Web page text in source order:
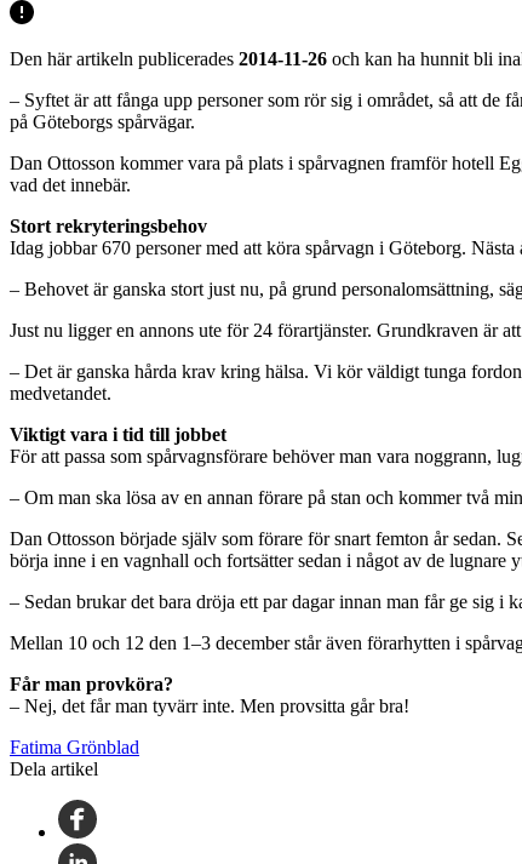
Den här artikeln publicerades 2014-11-26 och kan ha hunnit bli
– Syftet är att fånga upp personer som rör sig i området, så att de
på Göteborgs spårvägar.
Dan Ottosson kommer vara på plats i spårvagnen framför hotell
vad det innebär.
Stort rekryteringsbehov
Idag jobbar 670 personer med att köra spårvagn i Göteborg.
– Behovet är ganska stort just nu, på grund personalomsättning,
Just nu ligger en annons ute för 24 förartjänster. Grundkraven är
– Det är ganska hårda krav kring hälsa. Vi kör väldigt tunga
medvetandet.
Viktigt vara i tid till jobbet
För att passa som spårvagnsförare behöver man vara noggrann,
– Om man ska lösa av en annan förare på stan och kommer två
Dan Ottosson började själv som förare för snart femton år sedan.
börja inne i en vagnhall och fortsätter sedan i något av de lugnare
– Sedan brukar det bara dröja ett par dagar innan man får ge sig i
Mellan 10 och 12 den 1–3 december står även förarhytten i
Får man provköra?
– Nej, det får man tyvärr inte. Men provsitta går bra!
Fatima Grönblad
Dela artikel